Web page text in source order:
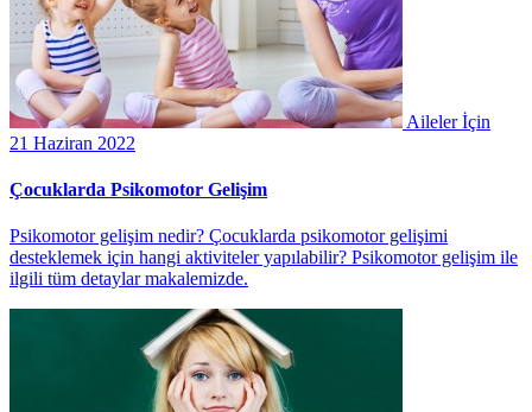
Aileler İçin
21 Haziran 2022
Çocuklarda Psikomotor Gelişim
Psikomotor gelişim nedir? Çocuklarda psikomotor gelişimi
desteklemek için hangi aktiviteler yapılabilir? Psikomotor gelişim ile
ilgili tüm detaylar makalemizde.